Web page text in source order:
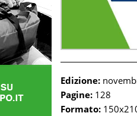
Edizione:
Pagine: 128
Formato: